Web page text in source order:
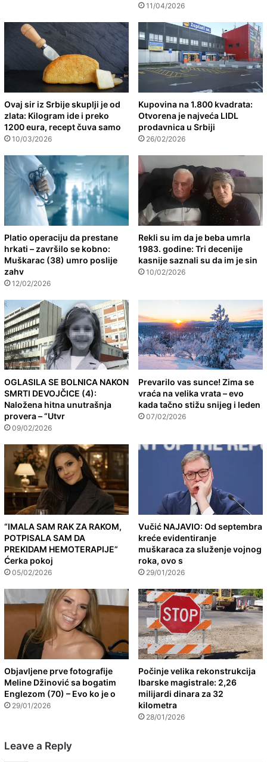
11/04/2026
Ovaj sir iz Srbije skuplji je od
zlata: Kilogram ide i preko
1200 eura, recept čuva samo
10/03/2026
Kupovina na 1.800 kvadrata:
Otvorena je najveća LIDL
prodavnica u Srbiji
26/02/2026
Platio operaciju da prestane
hrkati – završilo se kobno:
Muškarac (38) umro poslije
zahv
12/02/2026
Rekli su im da je beba umrla
1983. godine: Tri decenije
kasnije saznali su da im je sin
10/02/2026
OGLASILA SE BOLNICA NAKON
SMRTI DEVOJČICE (4):
Naložena hitna unutrašnja
provera – “Utvr
09/02/2026
Prevarilo vas sunce! Zima se
vraća na velika vrata – evo
kada tačno stižu snijeg i leden
07/02/2026
“IMALA SAM RAK ZA RAKOM,
POTPISALA SAM DA
PREKIDAM HEMOTERAPIJE”
Ćerka pokoj
05/02/2026
Vučić NAJAVIO: Od septembra
kreće evidentiranje
muškaraca za služenje vojnog
roka, ovo s
29/01/2026
Objavljene prve fotografije
Meline Džinović sa bogatim
Englezom (70) – Evo ko je o
29/01/2026
Počinje velika rekonstrukcija
Ibarske magistrale: 2,26
milijardi dinara za 32
kilometra
28/01/2026
Leave a Reply